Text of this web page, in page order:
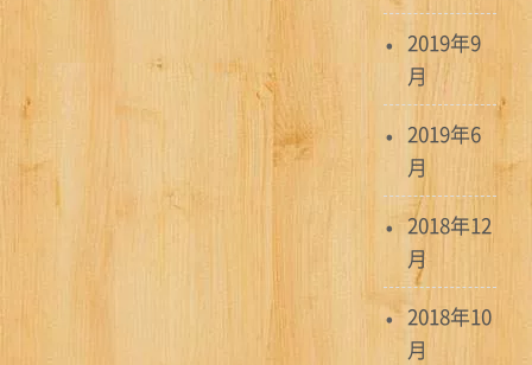
2019年9
月
2019年6
月
2018年12
月
2018年10
月